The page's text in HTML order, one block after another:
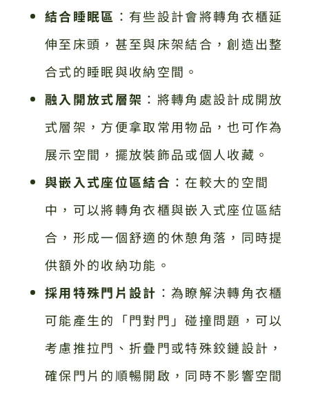
結合睡眠區 ：有些設計會將轉角衣櫃延
伸至床頭，甚至與床架結合，創造出整
合式的睡眠與收納空間。
融入開放式層架 ：將轉角處設計成開放
式層架，方便拿取常用物品，也可作為
展示空間，擺放裝飾品或個人收藏。
與嵌入式座位區結合 ：在較大的空間
中，可以將轉角衣櫃與嵌入式座位區結
合，形成一個舒適的休憩角落，同時提
供額外的收納功能。
採用特殊門片設計 ：為瞭解決轉角衣櫃
可能產生的「門對門」碰撞問題，可以
考慮推拉門、折疊門或特殊鉸鏈設計，
確保門片的順暢開啟，同時不影響空間